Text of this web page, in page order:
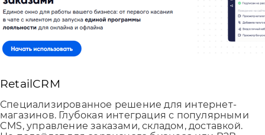
RetailCRM
Специализированное решение для интернет-
магазинов. Глубокая интеграция с популярными
CMS, управление заказами, складом, доставкой.